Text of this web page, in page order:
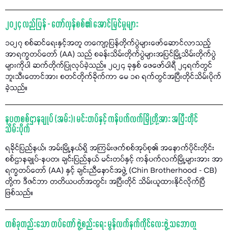
၂၀၂၄ လည်ပြန် - တော်လှန်စစ်၏ အောင်မြင်မှုများ
၁၀၂၇ စစ်ဆင်ရေးနှင့်အတူ တကျော့ပြန်တိုက်ပွဲများဖော်ဆောင်လာသည့်
အာရက္ခတပ်တော် (AA) သည် စခန်းသိမ်းတိုက်ပွဲများအပြင်မြို့သိမ်းတိုက်ပွဲ
များကိုပါ ဆက်တိုက်ပြုလုပ်ခဲ့သည်။ ၂၀၂၄ ခုနှစ် ဖေဖော်ဝါရီ ၂၄ရက်တွင်
ဘူးသီးတောင်အား စတင်တိုက်ခိုက်ကာ မေ ၁၈ ရက်တွင်အပြီးတိုင်သိမ်းပိုက်
ခဲ့သည်။
နပတစစ်ဌာနချုပ် (အမ်း)၊ မင်းတပ်နှင့် ကန်ပက်လက်မြို့တို့အား အပြီးတိုင်
သိမ်းပိုက်
ရခိုင်ပြည်နယ်၊ အမ်းမြို့နယ်ရှိ အကြမ်းဖက်စစ်အုပ်စု၏ အနောက်ပိုင်းတိုင်း
စစ်ဌာနချုပ်-နပတ၊ ချင်းပြည်နယ် မင်းတပ်နှင့် ကန်ပက်လက်မြို့များအား အာ
ရက္ခတပ်တော် (AA) နှင့် ချင်းညီနောင်အဖွဲ့ (Chin Brotherhood - CB)
တို့က ဒီဇင်ဘာ တတိယပတ်အတွင်း အပြီးတိုင် သိမ်းယူထားနိုင်လိုက်ပြီ
ဖြစ်သည်။
တစ်ခုတည်းသော တပ်တော် ဖွဲ့စည်းရေး မွန်လက်နက်ကိုင်လေးဖွဲ့ သဘောတူ